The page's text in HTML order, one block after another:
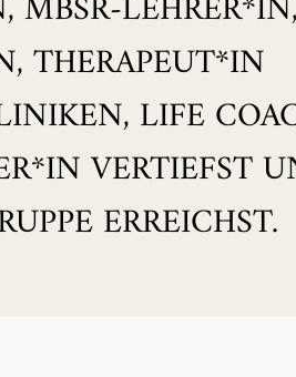
THERAPEUT*IN
LIFE
VERTIEFST
ERREICHST.